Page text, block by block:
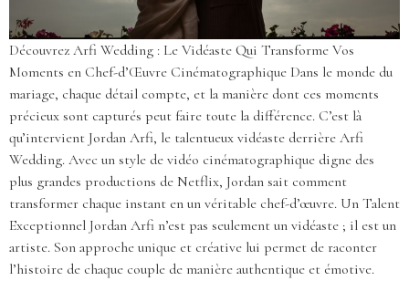
Découvrez Arfi Wedding : Le Vidéaste Qui Transforme Vos
Moments en Chef-d’Œuvre Cinématographique Dans le monde du
mariage, chaque détail compte, et la manière dont ces moments
précieux sont capturés peut faire toute la différence. C’est là
qu’intervient Jordan Arfi, le talentueux vidéaste derrière Arfi
Wedding. Avec un style de vidéo cinématographique digne des
plus grandes productions de Netflix, Jordan sait comment
transformer chaque instant en un véritable chef-d’œuvre. Un Talent
Exceptionnel Jordan Arfi n’est pas seulement un vidéaste ; il est un
artiste. Son approche unique et créative lui permet de raconter
l’histoire de chaque couple de manière authentique et émotive.